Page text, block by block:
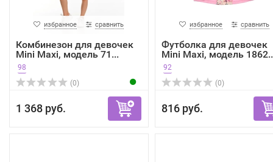
избранное сравнить
Комбинезон для девочек
Mini Maxi, модель 71...
98
(0)
1 368 руб.
избранное сравнить
Футболка для девочек
Mini Maxi, модель
92
(0)
816 руб.